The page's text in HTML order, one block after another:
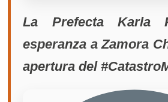
La Prefecta Karla
esperanza a Zamora
apertura del